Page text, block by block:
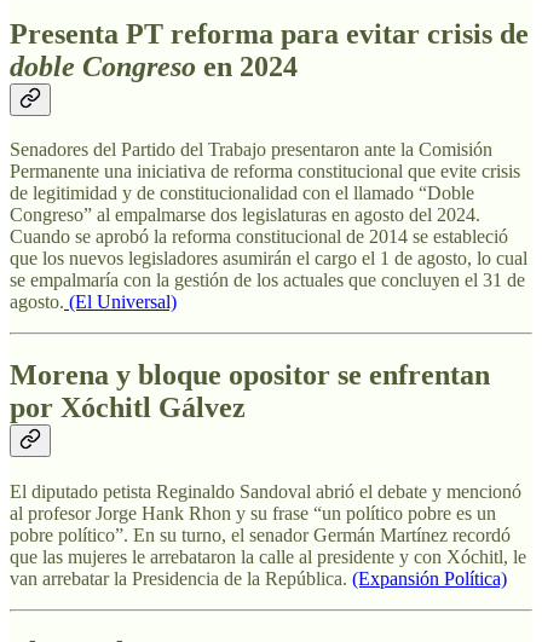
Presenta PT reforma para evitar crisis de
doble Congreso en 2024
Senadores del Partido del Trabajo presentaron ante la Comisión
Permanente una iniciativa de reforma constitucional que evite crisis
de legitimidad y de constitucionalidad con el llamado “Doble
Congreso” al empalmarse dos legislaturas en agosto del 2024.
Cuando se aprobó la reforma constitucional de 2014 se estableció
que los nuevos legisladores asumirán el cargo el 1 de agosto, lo cual
se empalmaría con la gestión de los actuales que concluyen el 31 de
agosto. (El Universal)
Morena y bloque opositor se enfrentan
por Xóchitl Gálvez
El diputado petista Reginaldo Sandoval abrió el debate y mencionó
al profesor Jorge Hank Rhon y su frase “un político pobre es un
pobre político”. En su turno, el senador Germán Martínez recordó
que las mujeres le arrebataron la calle al presidente y con Xóchitl, le
van arrebatar la Presidencia de la República. (Expansión Política)